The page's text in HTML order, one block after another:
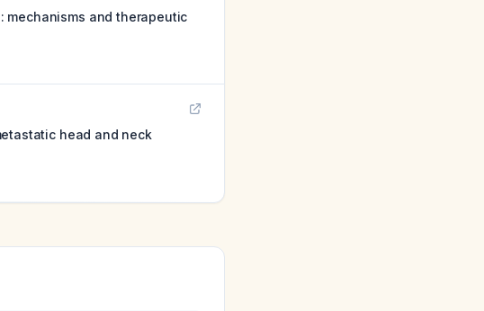
mechanisms and therapeutic
head and neck